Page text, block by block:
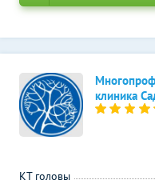
клиника
КТ головы